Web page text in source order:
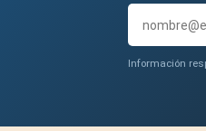
Información